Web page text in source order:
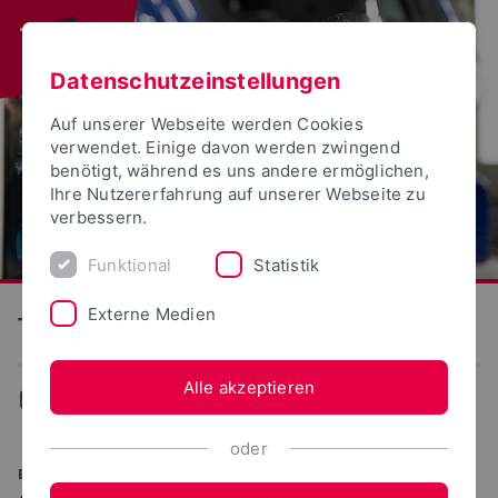
Technische Hochschule Ostwestfalen-Lippe
Studiengänge
BACHELOR OF SCIENCE (B.SC.)
Datenschutzeinstellungen
Auf unserer Webseite werden Cookies
verwendet. Einige davon werden zwingend
benötigt, während es uns andere ermöglichen,
Ihre Nutzererfahrung auf unserer Webseite zu
verbessern.
Funktional Statistik
Externe Medien
Alle akzeptieren
oder